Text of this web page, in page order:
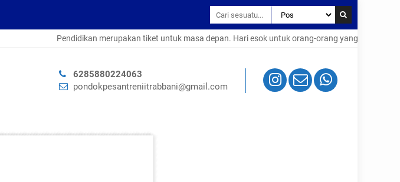
Pendidikan merupakan tiket untuk masa depan. Hari esok untuk orang-orang yang telah
6285880224063
pondokpesantreniitrabbani@gmail.com